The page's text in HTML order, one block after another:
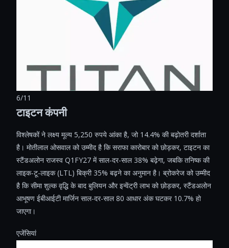
6/11
टाइटन कंपनी
विश्लेषकों ने लक्ष्य मूल्य 5,250 रुपये आंका है, जो 14.4% की बढ़ोतरी दर्शाता
है। मोतीलाल ओसवाल को उम्मीद है कि सराफा कारोबार को छोड़कर, टाइटन का
स्टैंडअलोन राजस्व Q1FY27 में साल-दर-साल 38% बढ़ेगा, जबकि तनिष्क की
लाइक-टू-लाइक (LTL) बिक्री 35% बढ़ने का अनुमान है। ब्रोकरेज को उम्मीद
है कि सीमा शुल्क वृद्धि के बाद बुलियन और इन्वेंट्री लाभ को छोड़कर, स्टैंडअलोन
आभूषण ईबीआईटी मार्जिन साल-दर-साल 80 आधार अंक घटकर 10.7% हो
जाएगा।
एजेंसियां ​​